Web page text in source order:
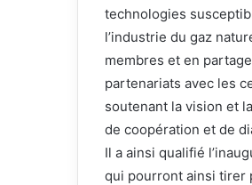
technologies
l’industrie du gaz
membres et en
partenariats avec les
soutenant la vision et
de coopération et de
Il a ainsi qualifié
qui pourront ainsi tirer